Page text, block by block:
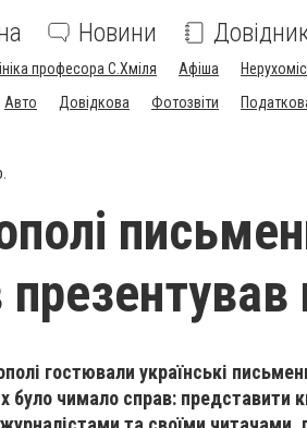
Новини
професора С.Хміля Афіша
Авто Довідкова Фотозвіти
гостювали українські
було чимало справ: представити